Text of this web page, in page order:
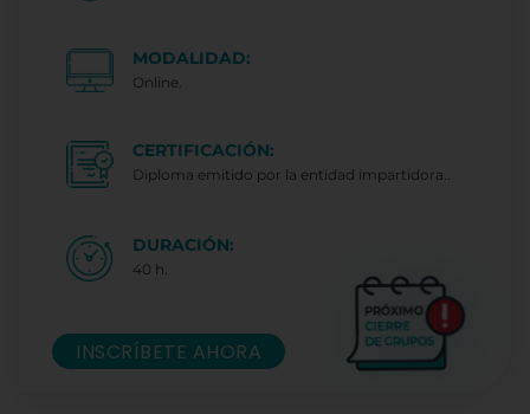
MODALIDAD:
Online.
CERTIFICACIÓN:
Diploma emitido por la entidad impartidora..
DURACIÓN:
40 h.
INSCRÍBETE AHORA